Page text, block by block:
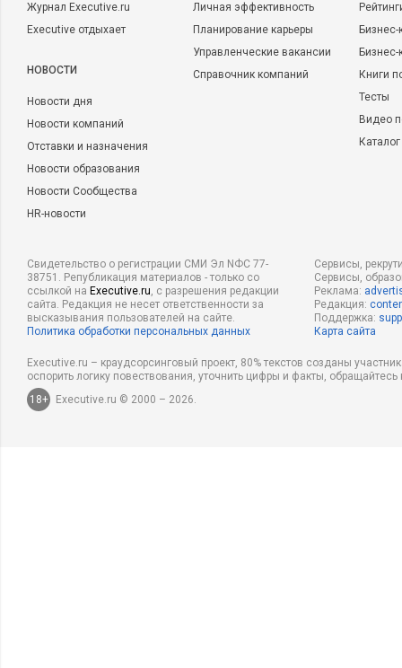
Журнал Executive.ru
Executive отдыхает
НОВОСТИ
Новости дня
Новости компаний
Отставки и назначения
Новости образования
Новости Сообщества
HR-новости
Личная эффективность
Планирование карьеры
Управленческие вакансии
Справочник компаний
Бизнес-
Книги
Тесты
Видео
Свидетельство о регистрации СМИ Эл NФС 77-
38751. Републикация материалов - только со
ссылкой на Executive.ru, с разрешения редакции
сайта. Редакция не несет ответственности за
высказывания пользователей на сайте.
Политика обработки персональных данных
Сервисы,
Сервисы,
Реклама:
Редакция:
Поддержка:
Карта сайта
Executive.ru – краудсорсинговый проект, 80% текстов созданы
оспорить логику повествования, уточнить цифры и факты,
18+
Executive.ru © 2000 – 2026.